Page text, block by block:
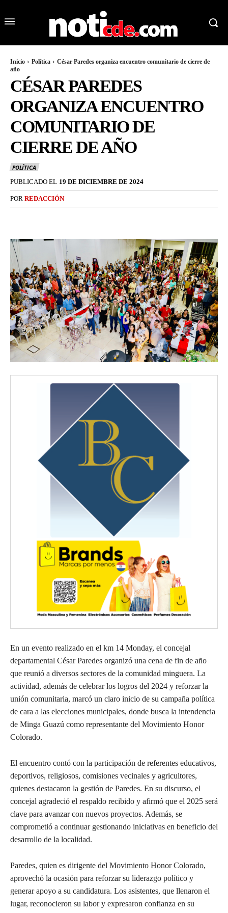
Inicio Política
César Paredes organiza encuentro comunitario de cierre de
año
CÉSAR PAREDES
ORGANIZA ENCUENTRO
COMUNITARIO DE
CIERRE DE AÑO
POLÍTICA
PUBLICADO EL 19 DE DICIEMBRE DE 2024
POR REDACCIÓN
En un evento realizado en el km 14 Monday, el concejal
departamental César Paredes organizó una cena de fin de año
que reunió a diversos sectores de la comunidad minguera. La
actividad, además de celebrar los logros del 2024 y reforzar la
unión comunitaria, marcó un claro inicio de su campaña política
de cara a las elecciones municipales, donde busca la intendencia
de Minga Guazú como representante del Movimiento Honor
Colorado.
El encuentro contó con la participación de referentes educativos,
deportivos, religiosos, comisiones vecinales y agricultores,
quienes destacaron la gestión de Paredes. En su discurso, el
concejal agradeció el respaldo recibido y afirmó que el 2025 será
clave para avanzar con nuevos proyectos. Además, se
comprometió a continuar gestionando iniciativas en beneficio del
desarrollo de la localidad.
Paredes, quien es dirigente del Movimiento Honor Colorado,
aprovechó la ocasión para reforzar su liderazgo político y
generar apoyo a su candidatura. Los asistentes, que llenaron el
lugar, reconocieron su labor y expresaron confianza en su